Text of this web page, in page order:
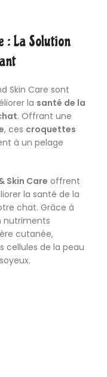
: La Solution
Skin Care sont
la santé de la
. Offrant une
, ces croquettes
à un pelage
Skin Care offrent
la santé de la
chat. Grâce à
nutriments
cutanée,
cellules de la peau